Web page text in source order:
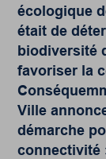
écologique
était de
biodiversité
favoriser la
Ville
démarche
connectivité